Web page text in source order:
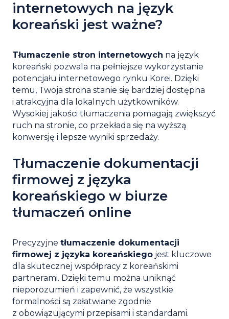
internetowych na język
koreański jest ważne?
Tłumaczenie stron internetowych na język
koreański pozwala na pełniejsze wykorzystanie
potencjału internetowego rynku Korei. Dzięki
temu, Twoja strona stanie się bardziej dostępna
i atrakcyjna dla lokalnych użytkowników.
Wysokiej jakości tłumaczenia pomagają zwiększyć
ruch na stronie, co przekłada się na wyższą
konwersję i lepsze wyniki sprzedaży.
Tłumaczenie dokumentacji
firmowej z języka
koreańskiego w biurze
tłumaczeń online
Precyzyjne tłumaczenie dokumentacji
firmowej z języka koreańskiego jest kluczowe
dla skutecznej współpracy z koreańskimi
partnerami. Dzięki temu można uniknąć
nieporozumień i zapewnić, że wszystkie
formalności są załatwiane zgodnie
z obowiązującymi przepisami i standardami.